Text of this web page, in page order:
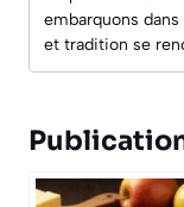
embarquons
et tradition se